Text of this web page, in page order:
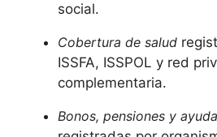
social.
Cobertura de salud
ISSFA, ISSPOL y red
complementaria.
Bonos, pensiones y